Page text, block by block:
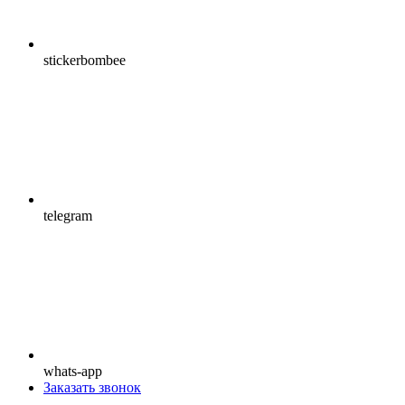
stickerbombee
telegram
whats-app
Заказать звонок